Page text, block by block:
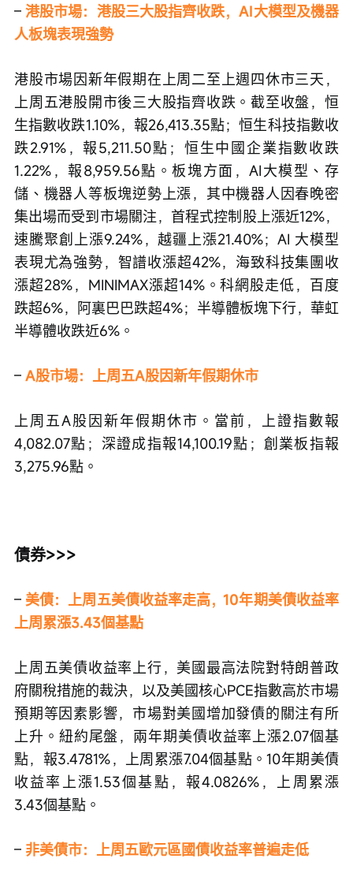
– 港股市場：港股三大股指齊收跌，AI大模型及機器
人板塊表現強勢
港股市場因新年假期在上周二至上週四休市三天，
上周五港股開市後三大股指齊收跌。截至收盤，恒
生指數收跌1.10%，報26,413.35點；恒生科技指數收
跌2.91%，報5,211.50點；恒生中國企業指數收跌
1.22%，報8,959.56點。板塊方面，AI大模型、存
儲、機器人等板塊逆勢上漲，其中機器人因春晚密
集出場而受到市場關注，首程式控制股上漲近12%，
速騰聚創上漲9.24%，越疆上漲21.40%；AI 大模型
表現尤為強勢，智譜收漲超42%，海致科技集團收
漲超28%，MINIMAX漲超14%。科網股走低，百度
跌超6%，阿裏巴巴跌超4%；半導體板塊下行，華虹
半導體收跌近6%。
– A股市場：上周五A股因新年假期休市
上周五A股因新年假期休市。當前，上證指數報
4,082.07點；深證成指報14,100.19點；創業板指報
3,275.96點。
債券>>>
– 美債：上周五美債收益率走高，10年期美債收益率
上周累漲3.43個基點
上周五美債收益率上行，美國最高法院對特朗普政
府關稅措施的裁決，以及美國核心PCE指數高於市場
預期等因素影響，市場對美國增加發債的關注有所
上升。紐約尾盤，兩年期美債收益率上漲2.07個基
點，報3.4781%，上周累漲7.04個基點。10年期美債
收益率上漲1.53個基點，報4.0826%，上周累漲
3.43個基點。
– 非美債市：上周五歐元區國債收益率普遍走低